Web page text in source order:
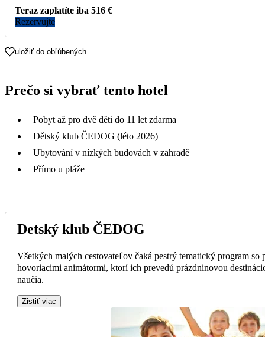
19 20 21 22 23 24
Teraz zaplatíte iba 516 €
Rezervujte
uložiť do obľúbených
Prečo si vybrať tento hotel
Pobyt až pro dvě děti do 11 let zdarma
Dětský klub ČEDOG (léto 2026)
Ubytování v nízkých budovách v zahradě
Přímo u pláže
Detský klub ČEDOG
Všetkých malých cestovateľov čaká pestrý tematický program so
hovoriacimi animátormi, ktorí ich prevedú prázdninovou
naučia.
Zistiť viac